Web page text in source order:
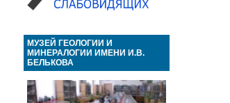
МУЗЕЙ ГЕОЛОГИИ И
МИНЕРАЛОГИИ ИМЕНИ И.В.
БЕЛЬКОВА